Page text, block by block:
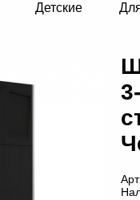
Детские